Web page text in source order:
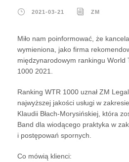
2021-03-21 ZM
Miło nam poinformować, że
wymieniona, jako firma
międzynarodowym rankingu World
1000 2021.
Ranking WTR 1000 uznał ZM
najwyższej jakości usługi w
Klaudii Błach-Morysińskiej, która
Band dla wiodącego praktyka w
i postępowań spornych.
Co mówią klienci: